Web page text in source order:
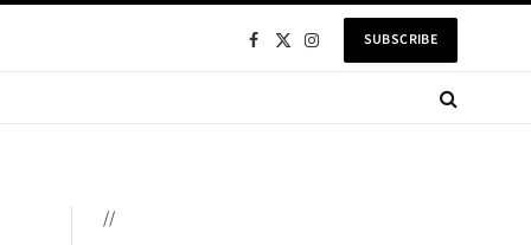
Facebook
X
InstagramSUBSCRIBE
//